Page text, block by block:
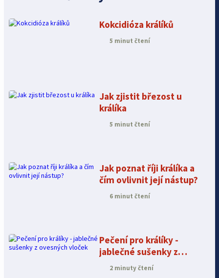
Kokcidióza králíků
5 minut čtení
Jak zjistit březost u
králíka
5 minut čtení
Jak poznat říji králíka a
čím ovlivnit její nástup?
6 minut čtení
Pečení pro králíky -
jablečné sušenky z
ovesných vloček
2 minuty čtení